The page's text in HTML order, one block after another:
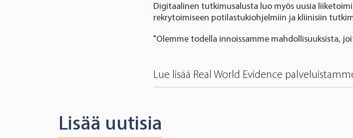
Digitaalinen tutkimusalusta luo myös uusia
rekrytoimiseen potilastukiohjelmiin ja kliinisiin
"Olemme todella innoissamme mahdollisuuksista,
Lue lisää Real World Evidence
Lisää uutisia